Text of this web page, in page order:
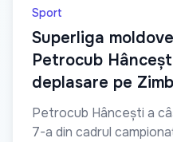
Sport
Superliga
Petrocub
deplasare pe
Petrocub Hâncești a
7-a din cadrul